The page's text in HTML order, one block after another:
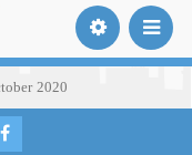
2020